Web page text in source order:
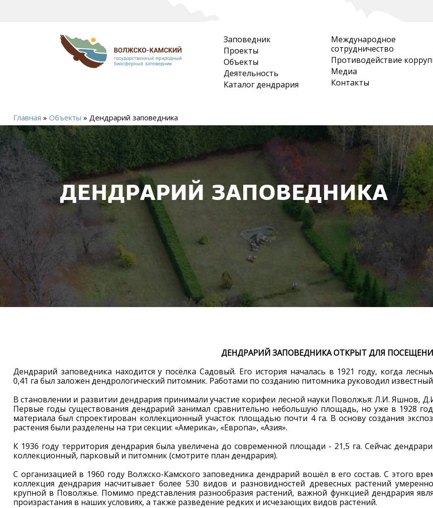
Заповедник
Проекты
Объекты
Деятельность
Каталог дендрария
Международное
сотрудничество
Противодействие
Медиа
Контакты
Вы
здесь
Главная » Объекты » Дендрарий заповедника
ДЕНДРАРИЙ ЗАПОВЕДНИКА
ДЕНДРАРИЙ ЗАПОВЕДНИКА ОТКРЫТ ДЛЯ
Дендрарий заповедника находится у посёлка Садовый. Его история началась в 1921 году, когда
0,41 га был заложен дендрологический питомник. Работами по созданию питомника руководил
В становлении и развитии дендрария принимали участие корифеи лесной науки Поволжья: Л.И. Яшнов,
Первые годы существования дендрарий занимал сравнительно небольшую площадь, но уже в 1928
материала был спроектирован коллекционный участок площадью почти 4 га. В основу создания
растения были разделены на три секции: «Америка», «Европа», «Азия».
К 1936 году территория дендрария была увеличена до современной площади - 21,5 га. Сейчас
коллекционный, парковый и питомник (смотрите план дендрария).
С организацией в 1960 году Волжско-Камского заповедника дендрарий вошёл в его состав. С этого
коллекция дендрария насчитывает более 530 видов и разновидностей древесных растений
крупной в Поволжье. Помимо представления разнообразия растений, важной функцией дендрария
произрастания в наших условиях, а также разведение редких и исчезающих видов растений.